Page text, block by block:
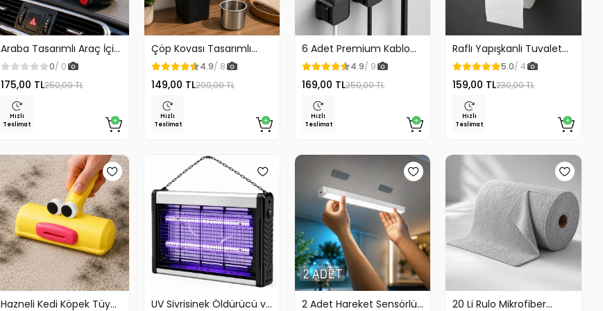
Araba Tasarımlı Araç İçi
Telefon Tutucu 360
Dönebilen Ayarlı
0/ 0
175,00 TL250,00 TL
Hızlı
Teslimat
Çöp Kovası Tasarımlı
Küllük Duvar Masaüstü
ve Araç İçin Uygun
Kullanım
4.9/ 8
149,00 TL200,00 TL
Hızlı
Teslimat
6 Adet Premium Kablo
Düzenleyici Kablo
Tutucu Mıknatıslı Kapak
Özellikli
4.9/ 9
169,00 TL250,00 TL
Hızlı
Teslimat
Raflı Yapışkanlı Tuvalet
Kağıdı Askılığı
5.0/ 4
159,00 TL230,00 TL
Hızlı
Teslimat
Hazneli Kedi Köpek Tüy
UV Sivrisinek Öldürücü ve
2 Adet Hareket Sensörlü
20 Li Rulo Mikrofiber